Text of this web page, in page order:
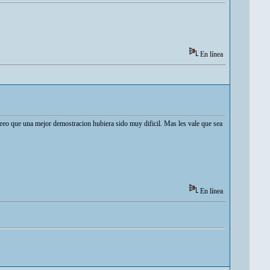
En línea
que una mejor demostracion hubiera sido muy dificil. Mas les vale que sea
En línea